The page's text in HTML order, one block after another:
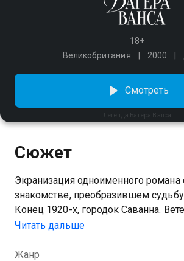
18+
Великобритания
2000
Легенда Багера Ванса
Смотреть
Сюжет
Экранизация одноименного романа
знакомстве, преобразившем
Конец 1920-х, городок Саванна.
Раннульф Джуну когда-то подавал
разочаровавшийся в жизни пьяница.
Читать дальше
Жанр